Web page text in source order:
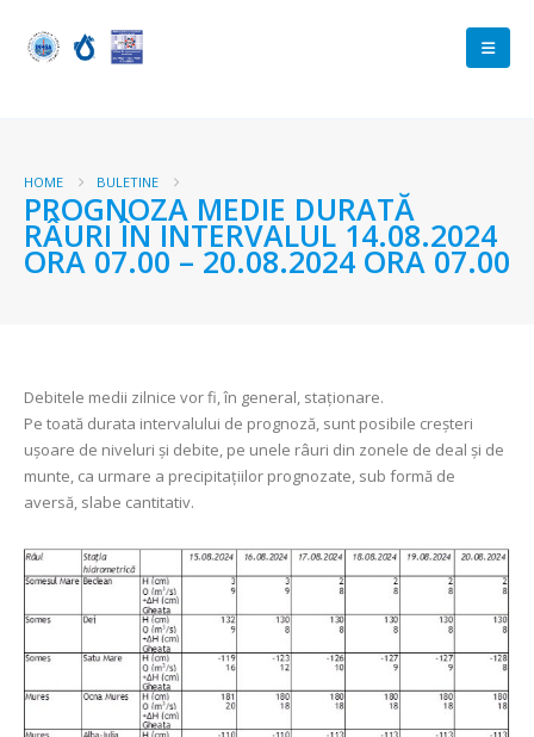
HOME BULETINE
PROGNOZA MEDIE DURATĂ
RÂURI ÎN INTERVALUL 14.08.2024
ORA 07.00 – 20.08.2024 ORA 07.00
Debitele medii zilnice vor fi, în general, staționare.
Pe toată durata intervalului de prognoză, sunt posibile creșteri
ușoare de niveluri și debite, pe unele râuri din zonele de deal și de
munte, ca urmare a precipitațiilor prognozate, sub formă de
aversă, slabe cantitativ.